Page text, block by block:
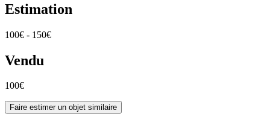
Estimation
100€ - 150€
Vendu
100€
Faire estimer un objet similaire